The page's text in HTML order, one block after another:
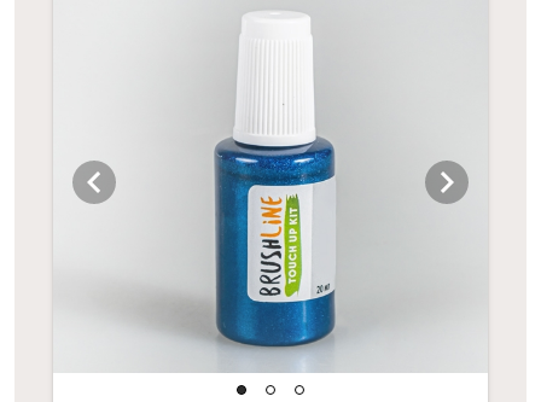
chevron_left chevron_right